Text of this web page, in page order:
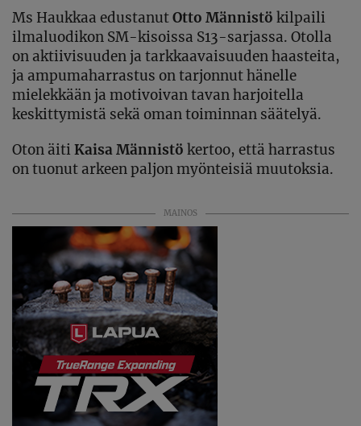
Ms Haukkaa edustanutOtto Männistö kilpaili
ilmaluodikon SM-kisoissa S13-sarjassa. Otolla
on aktiivisuuden ja tarkkaavaisuuden haasteita,
ja ampumaharrastus on tarjonnut hänelle
mielekkään ja motivoivan tavan harjoitella
keskittymistä sekä oman toiminnan säätelyä.
Oton äiti Kaisa Männistö kertoo, että harrastus
on tuonut arkeen paljon myönteisiä muutoksia.
MAINOS